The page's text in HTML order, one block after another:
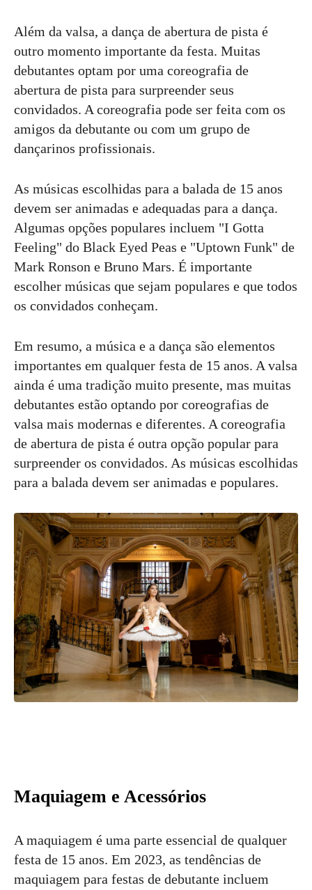
Além da valsa, a dança de abertura de pista é
outro momento importante da festa. Muitas
debutantes optam por uma coreografia de
abertura de pista para surpreender seus
convidados. A coreografia pode ser feita com os
amigos da debutante ou com um grupo de
dançarinos profissionais.
As músicas escolhidas para a balada de 15 anos
devem ser animadas e adequadas para a dança.
Algumas opções populares incluem "I Gotta
Feeling" do Black Eyed Peas e "Uptown Funk" de
Mark Ronson e Bruno Mars. É importante
escolher músicas que sejam populares e que todos
os convidados conheçam.
Em resumo, a música e a dança são elementos
importantes em qualquer festa de 15 anos. A valsa
ainda é uma tradição muito presente, mas muitas
debutantes estão optando por coreografias de
valsa mais modernas e diferentes. A coreografia
de abertura de pista é outra opção popular para
surpreender os convidados. As músicas escolhidas
para a balada devem ser animadas e populares.
Maquiagem e Acessórios
A maquiagem é uma parte essencial de qualquer
festa de 15 anos. Em 2023, as tendências de
maquiagem para festas de debutante incluem